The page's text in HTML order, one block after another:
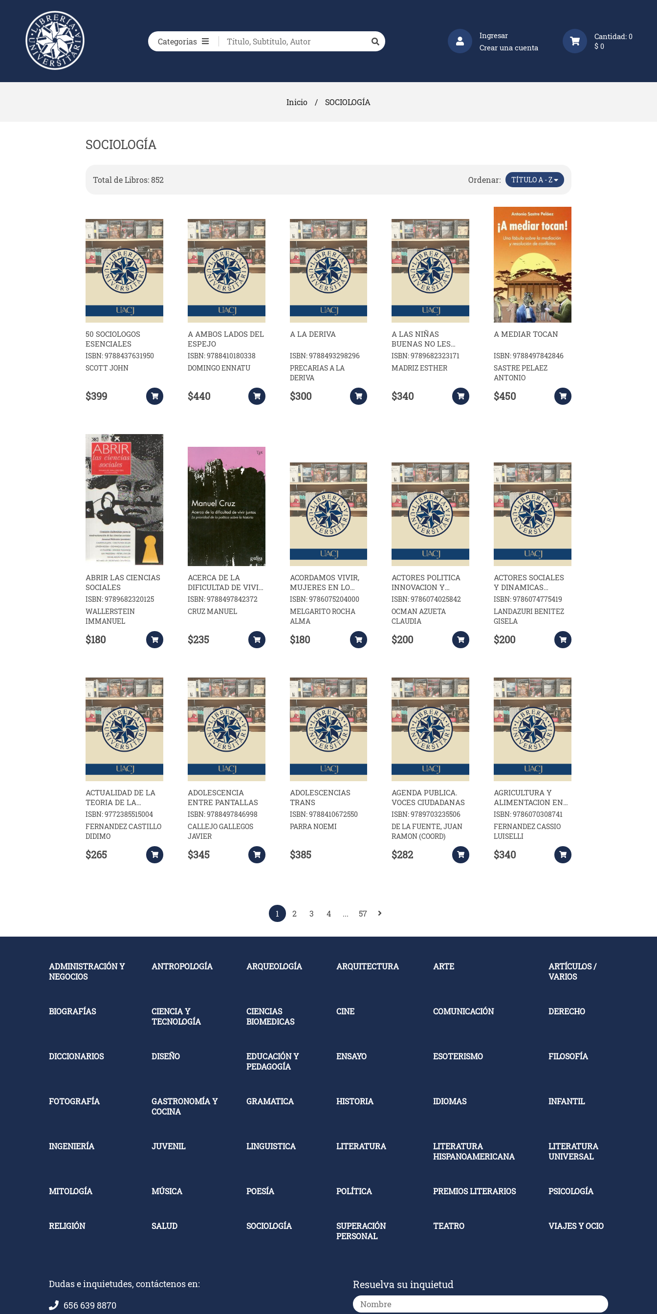
Categorias
Ingresar
Crear una cuenta
Cantidad: 0
$ 0
Inicio / SOCIOLOGÍA
SOCIOLOGÍA
Total de Libros: 852 Ordenar: TÍTULO A - Z
50 SOCIOLOGOS
ESENCIALES
ISBN: 9788437631950
SCOTT JOHN
$399
A AMBOS LADOS DEL
ESPEJO
ISBN: 9788410180338
DOMINGO ENNATU
$440
A LA DERIVA
ISBN: 9788493298296
PRECARIAS A LA
DERIVA
$300
A LAS NIÑAS
BUENAS NO LES
PASA NADA MALO
ISBN: 9789682323171
MADRIZ ESTHER
$340
A MEDIAR TOCAN
ISBN: 9788497842846
SASTRE PELAEZ
ANTONIO
$450
ABRIR LAS CIENCIAS
SOCIALES
ISBN: 9789682320125
WALLERSTEIN
IMMANUEL
$180
ACERCA DE LA
DIFICULTAD DE VIVIR
JUNTOS
ISBN: 9788497842372
CRUZ MANUEL
$235
ACORDAMOS VIVIR,
MUJERES EN LO
PUBLICO Y
DISCURSOS DE
RESISTENCIA
ISBN: 9786075204000
MELGARITO ROCHA
ALMA
$180
ACTORES POLITICA
INNOVACION Y
MEDIO AMBIENTE
EN AMERICA DEL
NORTE
ISBN: 9786074025842
OCMAN AZUETA
CLAUDIA
$200
ACTORES SOCIALES
Y DINAMICAS
LOCALES
ISBN: 9786074775419
LANDAZURI BENITEZ
GISELA
$200
ACTUALIDAD DE LA
TEORIA DE LA
DEPENDENCIA EN
AMERICA LATINA
ISBN: 9772385515004
FERNANDEZ CASTILLO
DIDIMO
$265
ADOLESCENCIA
ENTRE PANTALLAS
ISBN: 9788497846998
CALLEJO GALLEGOS
JAVIER
$345
ADOLESCENCIAS
TRANS
ISBN: 9788410672550
PARRA NOEMI
$385
AGENDA PUBLICA.
VOCES CIUDADANAS
ISBN: 9789703235506
DE LA FUENTE, JUAN
RAMON (COORD)
$282
AGRICULTURA Y
ALIMENTACION EN
MEXICO
ISBN: 9786070308741
FERNANDEZ CASSIO
LUISELLI
$340
1 2 3 4 ... 57
ADMINISTRACIÓN Y
NEGOCIOS
ANTROPOLOGÍA ARQUEOLOGÍA ARQUITECTURA ARTE
ARTÍCULOS /
VARIOS
BIOGRAFÍAS
CIENCIA Y
TECNOLOGÍA
CIENCIAS
BIOMEDICAS
CINE COMUNICACIÓN DERECHO
DICCIONARIOS DISEÑO
EDUCACIÓN Y
PEDAGOGÍA
ENSAYO ESOTERISMO FILOSOFÍA
FOTOGRAFÍA
GASTRONOMÍA Y
COCINA
GRAMATICA HISTORIA IDIOMAS INFANTIL
INGENIERÍA JUVENIL LINGUISTICA LITERATURA
LITERATURA
HISPANOAMERICANA
LITERATURA
UNIVERSAL
MITOLOGÍA MÚSICA POESÍA POLÍTICA PREMIOS LITERARIOS PSICOLOGÍA
RELIGIÓN SALUD SOCIOLOGÍA
SUPERACIÓN
PERSONAL
TEATRO VIAJES Y OCIO
Dudas e inquietudes, contáctenos en:
656 639 8870
Resuelva su inquietud